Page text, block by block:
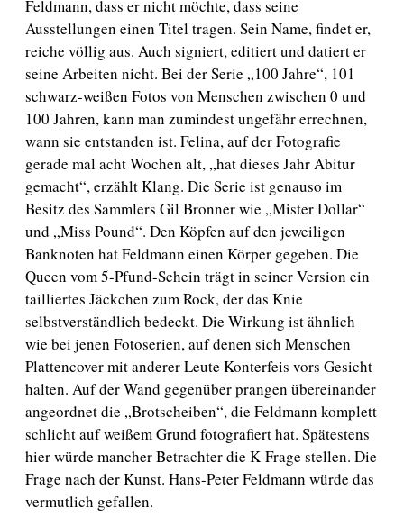
Feldmann, dass er nicht möchte, dass seine
Ausstellungen einen Titel tragen. Sein Name, findet er,
reiche völlig aus. Auch signiert, editiert und datiert er
seine Arbeiten nicht. Bei der Serie „100 Jahre“, 101
schwarz-weißen Fotos von Menschen zwischen 0 und
100 Jahren, kann man zumindest ungefähr errechnen,
wann sie entstanden ist. Felina, auf der Fotografie
gerade mal acht Wochen alt, „hat dieses Jahr Abitur
gemacht“, erzählt Klang. Die Serie ist genauso im
Besitz des Sammlers Gil Bronner wie „Mister Dollar“
und „Miss Pound“. Den Köpfen auf den jeweiligen
Banknoten hat Feldmann einen Körper gegeben. Die
Queen vom 5-Pfund-Schein trägt in seiner Version ein
tailliertes Jäckchen zum Rock, der das Knie
selbstverständlich bedeckt. Die Wirkung ist ähnlich
wie bei jenen Fotoserien, auf denen sich Menschen
Plattencover mit anderer Leute Konterfeis vors Gesicht
halten. Auf der Wand gegenüber prangen übereinander
angeordnet die „Brotscheiben“, die Feldmann komplett
schlicht auf weißem Grund fotografiert hat. Spätestens
hier würde mancher Betrachter die K-Frage stellen. Die
Frage nach der Kunst. Hans-Peter Feldmann würde das
vermutlich gefallen.